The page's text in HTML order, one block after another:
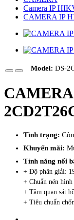
Camera IP
CAMERA IP
Model: DS-
Tình trạng:
Khuyến mãi:
Tính năng nổi
+ Độ phân giải:
+ Chuẩn nén hình
+ Tầm quan sát
+ Tiêu chuẩn